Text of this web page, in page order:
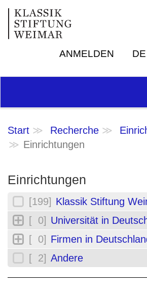
ANMELDEN DE
Start Recherche
Einrichtungen
Einrichtungen
[199] Klassik Stiftung
[ 0] Universität in
[ 0] Firmen in
[ 2] Andere